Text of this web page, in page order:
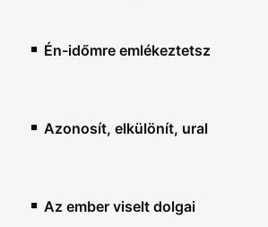
Én-időmre emlékeztetsz
Azonosít, elkülönít, ural
Az ember viselt dolgai